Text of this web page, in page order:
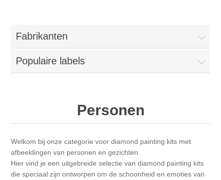
Week 15
Week 31
Digital Art - Gifts
Andere afbeeldingen
T-shirts
Canvas
Diamond paintings
Landschap
Magic
Acrylverf
Alcohol ink
Josephiena's
Gummiapan
Opruiming
Inspiratie
Fabrikanten
Populaire labels
Personen
Welkom bij onze categorie voor diamond painting kits met
afbeeldingen van personen en gezichten.
Hier vind je een uitgebreide selectie van diamond painting kits
die speciaal zijn ontworpen om de schoonheid en emoties van